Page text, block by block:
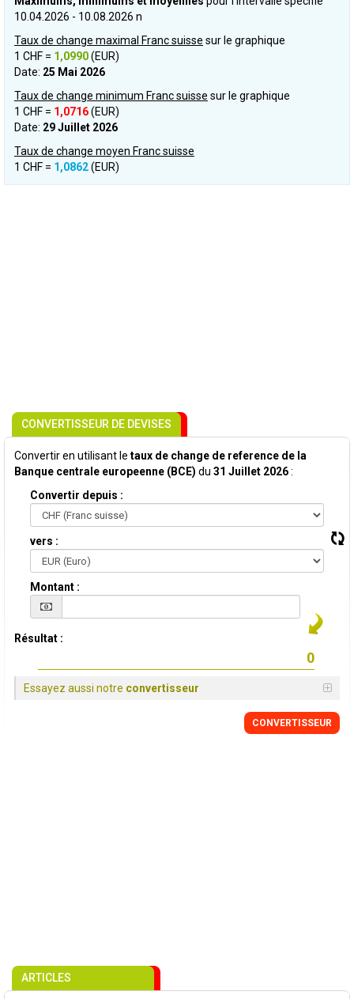
10.04.2026 - 10.08.2026 n
Taux de change maximal Franc suisse sur le graphique
1 CHF = 1,0990(EUR)
Date: 25 Mai 2026
Taux de change minimum Franc suisse sur le graphique
1 CHF = 1,0716(EUR)
Date: 29 Juillet 2026
Taux de change moyen Franc suisse
1 CHF = 1,0862(EUR)
CONVERTISSEUR DE DEVISES
Convertir en utilisant le taux de change de reference de la
Banque centrale europeenne (BCE) du 31 Juillet 2026:
Convertir depuis :
vers :
Montant :
Résultat :
Essayez aussi notre convertisseur
CONVERTISSEUR
ARTICLES